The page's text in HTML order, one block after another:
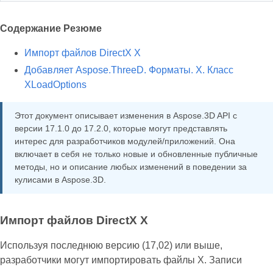
Содержание Резюме
Импорт файлов DirectX X
Добавляет Aspose.ThreeD. Форматы. X. Класс
XLoadOptions
Этот документ описывает изменения в Aspose.3D API с
версии 17.1.0 до 17.2.0, которые могут представлять
интерес для разработчиков модулей/приложений. Она
включает в себя не только новые и обновленные публичные
методы, но и описание любых изменений в поведении за
кулисами в Aspose.3D.
Импорт файлов DirectX X
Используя последнюю версию (17,02) или выше,
разработчики могут импортировать файлы X. Записи